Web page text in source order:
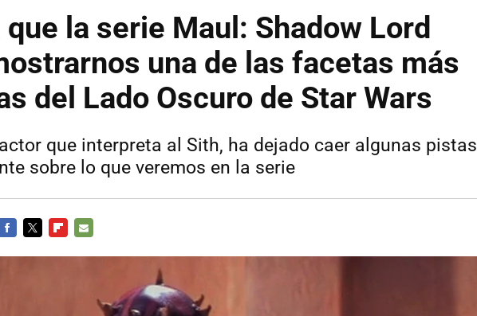
la serie Maul: Shadow Lord
una de las facetas más
del Lado Oscuro de Star Wars
que interpreta al Sith, ha dejado caer algunas pistas
sobre lo que veremos en la serie